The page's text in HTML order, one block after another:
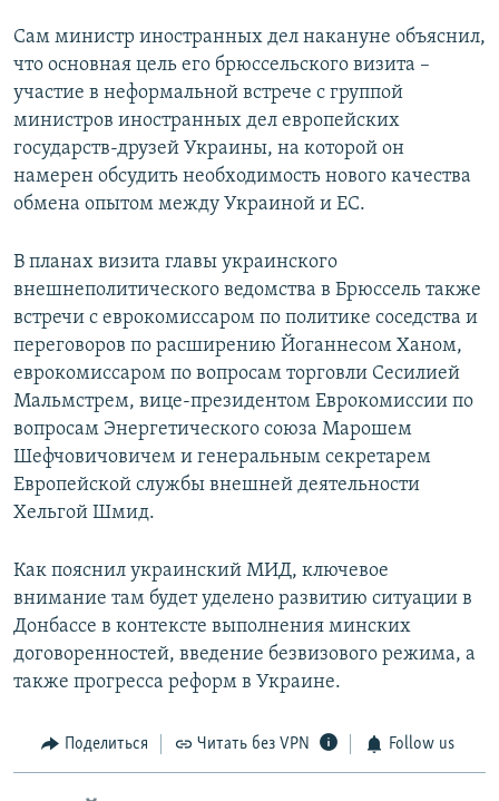
Сам министр иностранных дел накануне объяснил,
что основная цель его брюссельского визита –
участие в неформальной встрече с группой
министров иностранных дел европейских
государств-друзей Украины, на которой он
намерен обсудить необходимость нового качества
обмена опытом между Украиной и ЕС.
В планах визита главы украинского
внешнеполитического ведомства в Брюссель также
встречи с еврокомиссаром по политике соседства и
переговоров по расширению Йоганнесом Ханом,
еврокомиссаром по вопросам торговли Сесилией
Мальмстрем, вице-президентом Еврокомиссии по
вопросам Энергетического союза Марошем
Шефчовичовичем и генеральным секретарем
Европейской службы внешней деятельности
Хельгой Шмид.
Как пояснил украинский МИД, ключевое
внимание там будет уделено развитию ситуации в
Донбассе в контексте выполнения минских
договоренностей, введение безвизового режима, а
также прогресса реформ в Украине.
Поделиться Читать без VPN Follow us